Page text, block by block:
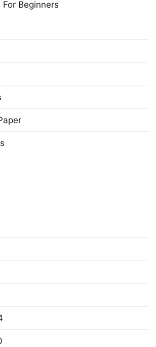
Beginners